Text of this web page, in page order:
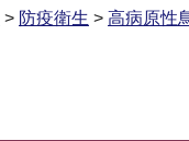
> 防疫衛生 > 高病原性